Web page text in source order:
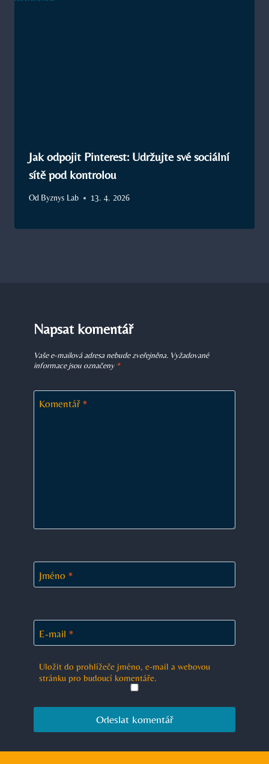
Jak odpojit Pinterest: Udržujte své sociální
sítě pod kontrolou
Od Byznys Lab 13. 4. 2026
Napsat komentář
Vaše e-mailová adresa nebude zveřejněna. Vyžadované
informace jsou označeny *
Komentář *
Jméno *
E-mail *
Uložit do prohlížeče jméno, e-mail a webovou
stránku pro budoucí komentáře.